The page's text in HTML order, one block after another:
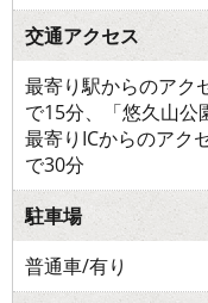
交通アクセス
最寄り駅からのアク
で15分、「悠久山公
最寄りICからのアク
で30分
駐車場
普通車/有り